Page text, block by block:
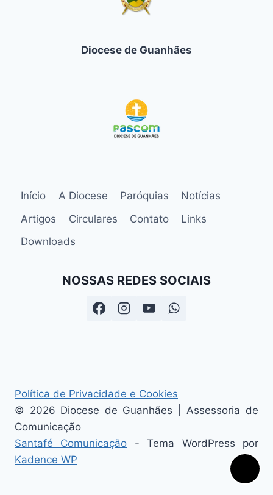
Diocese de Guanhães
Início A Diocese Paróquias
Notícias
Artigos
Circulares Contato
Links
Downloads
NOSSAS REDES SOCIAIS
Política de Privacidade e Cookies
© 2026 Diocese de Guanhães | Assessoria de
Comunicação
Santafé Comunicação - Tema WordPress por
Kadence WP